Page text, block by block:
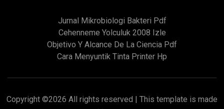
Jurnal Mikrobiologi Bakteri Pdf
Cehenneme Yolculuk 2008 Izle
Objetivo Y Alcance De La Ciencia Pdf
Cara Menyuntik Tinta Printer Hp
Copyright ©2026 All rights reserved | This template is made